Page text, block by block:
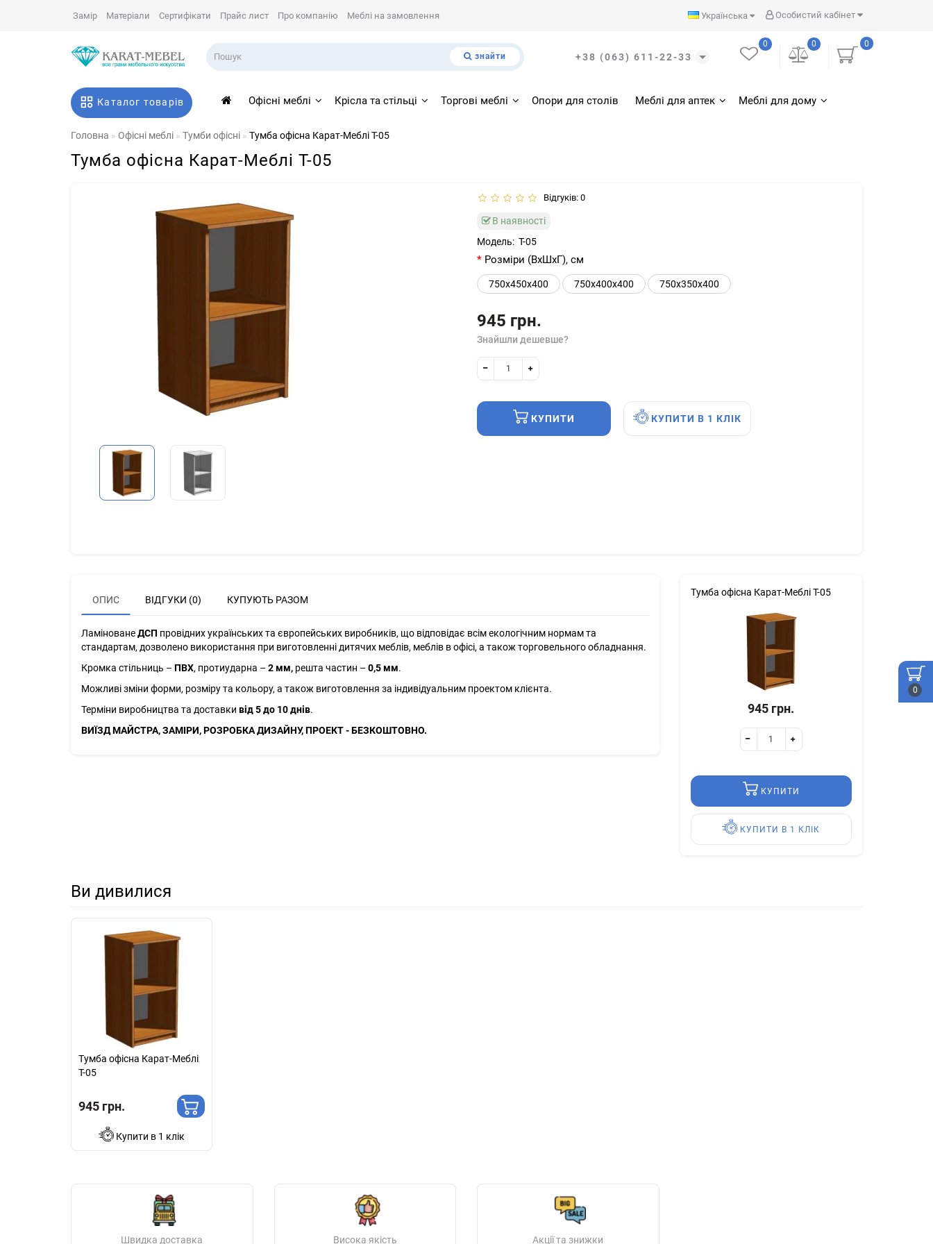
0
Особистий кабінет
Українська
Замір Матеріали Сертифікати Прайс лист Про компанію Меблі на замовлення
знайти +38 (063) 611-22-33
0
0
0
Каталог товарів Офісні меблі Крісла та стільці Торгові меблі Опори для столів Меблі для аптек Меблі для дому
Головна Офісні меблі Тумби офісні Тумба офісна Карат-Меблі Т-05
Тумба офісна Карат-Меблі Т-05
Відгуків: 0
В наявності
Модель: Т-05
Розміри (ВхШхГ), см
750x450x400 750х400х400 750x350x400
945 грн.
Знайшли дешевше?
КУПИТИ КУПИТИ В 1 КЛІК
ОПИС ВІДГУКИ (0) КУПУЮТЬ РАЗОМ
ЛамінованеДСП провідних українських та європейських виробників, що відповідає всім екологічним нормам та
стандартам, дозволено використання при виготовленні дитячих меблів, меблів в офісі, а також торговельного обладнання.
Кромка стільниць – ПВХ, протиударна – 2 мм, решта частин – 0,5 мм.
Можливі зміни форми, розміру та кольору, а також виготовлення за індивідуальним проектом клієнта.
Терміни виробництва та доставки від 5 до 10 днів.
ВИЇЗД МАЙСТРА, ЗАМІРИ, РОЗРОБКА ДИЗАЙНУ, ПРОЕКТ - БЕЗКОШТОВНО.
Тумба офісна Карат-Меблі Т-05
945 грн.
КУПИТИ
КУПИТИ В 1 КЛІК
Ви дивилися
Тумба офісна Карат-Меблі
Т-05
945 грн.
Купити в 1 клік
Швидка доставка Висока якість Акції та знижки